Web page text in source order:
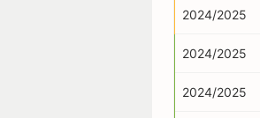
2024/2025
2024/2025
2024/2025